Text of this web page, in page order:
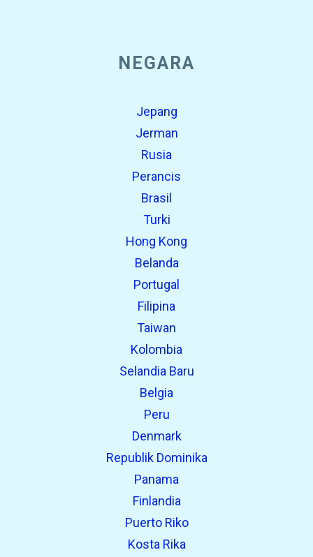
NEGARA
Jepang
Jerman
Rusia
Perancis
Brasil
Turki
Hong Kong
Belanda
Portugal
Filipina
Taiwan
Kolombia
Selandia Baru
Belgia
Peru
Denmark
Republik Dominika
Panama
Finlandia
Puerto Riko
Kosta Rika